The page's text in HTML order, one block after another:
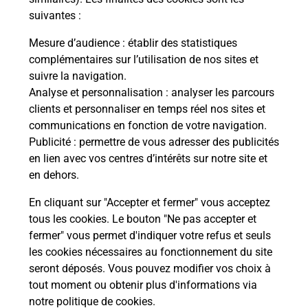
suivantes :
Mesure d’audience : établir des statistiques
complémentaires sur l’utilisation de nos sites et
suivre la navigation.
Analyse et personnalisation : analyser les parcours
clients et personnaliser en temps réel nos sites et
communications en fonction de votre navigation.
Publicité : permettre de vous adresser des publicités
en lien avec vos centres d’intérêts sur notre site et
en dehors.
En cliquant sur "Accepter et fermer" vous acceptez
tous les cookies. Le bouton "Ne pas accepter et
fermer" vous permet d'indiquer votre refus et seuls
les cookies nécessaires au fonctionnement du site
seront déposés. Vous pouvez modifier vos choix à
tout moment ou obtenir plus d'informations via
notre politique de cookies.
Itinéraire
Boîte aux Lettres La Poste
Prochaine collecte du courrierlundià 09h00
1 Chemin Des Moulins
06640
Saint Jeannet
Itinéraire
Le lien s'ouvre dans un nouvel onglet
Localiser Liste Boîtes aux lettres
Alpes-Maritimes
Saint Jeannet